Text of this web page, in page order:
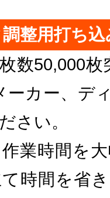
整用打ち
数50,000
ーカー、デ
さい。
業時間を
時間を省